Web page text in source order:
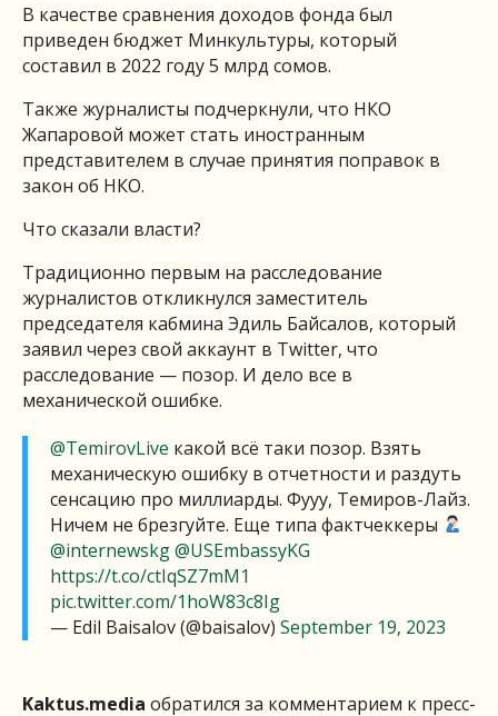
В качестве сравнения доходов фонда был
приведен бюджет Минкультуры, который
составил в 2022 году 5 млрд сомов.
Также журналисты подчеркнули, что НКО
Жапаровой может стать иностранным
представителем в случае принятия поправок в
закон об НКО.
Что сказали власти?
Традиционно первым на расследование
журналистов откликнулся заместитель
председателя кабмина Эдиль Байсалов, который
заявил через свой аккаунт в Twitter, что
расследование — позор. И дело все в
механической ошибке.
@TemirovLive какой всё таки позор. Взять
механическую ошибку в отчетности и раздуть
сенсацию про миллиарды. Фууу, Темиров-Лайз.
Ничем не брезгуйте. Еще типа фактчеккеры
@internewskg@USEmbassyKG
https://t.co/ctIqSZ7mM1
pic.twitter.com/1hoW83c8Ig
— Edil Baisalov (@baisalov) September 19, 2023
Kaktus.media обратился за комментарием к пресс-